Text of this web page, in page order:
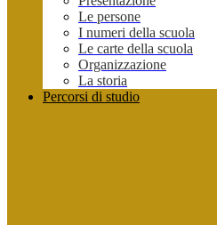
Le persone
I numeri della scuola
Le carte della scuola
Organizzazione
La storia
Percorsi di studio